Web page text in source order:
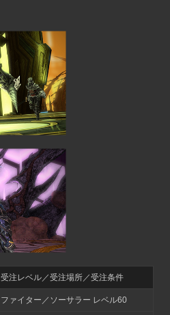
受注レベル／受注場所／受注条件
ファイター／ソーサラー レベル60